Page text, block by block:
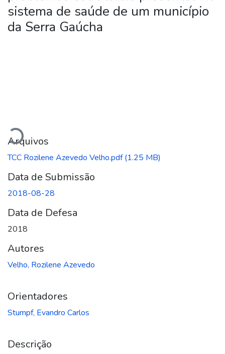
sistema de saúde de um município
da Serra Gaúcha
Carregando...
Arquivos
TCC Rozilene Azevedo Velho.pdf(1.25 MB)
Data de Submissão
2018-08-28
Data de Defesa
2018
Autores
Velho, Rozilene Azevedo
Orientadores
Stumpf, Evandro Carlos
Descrição